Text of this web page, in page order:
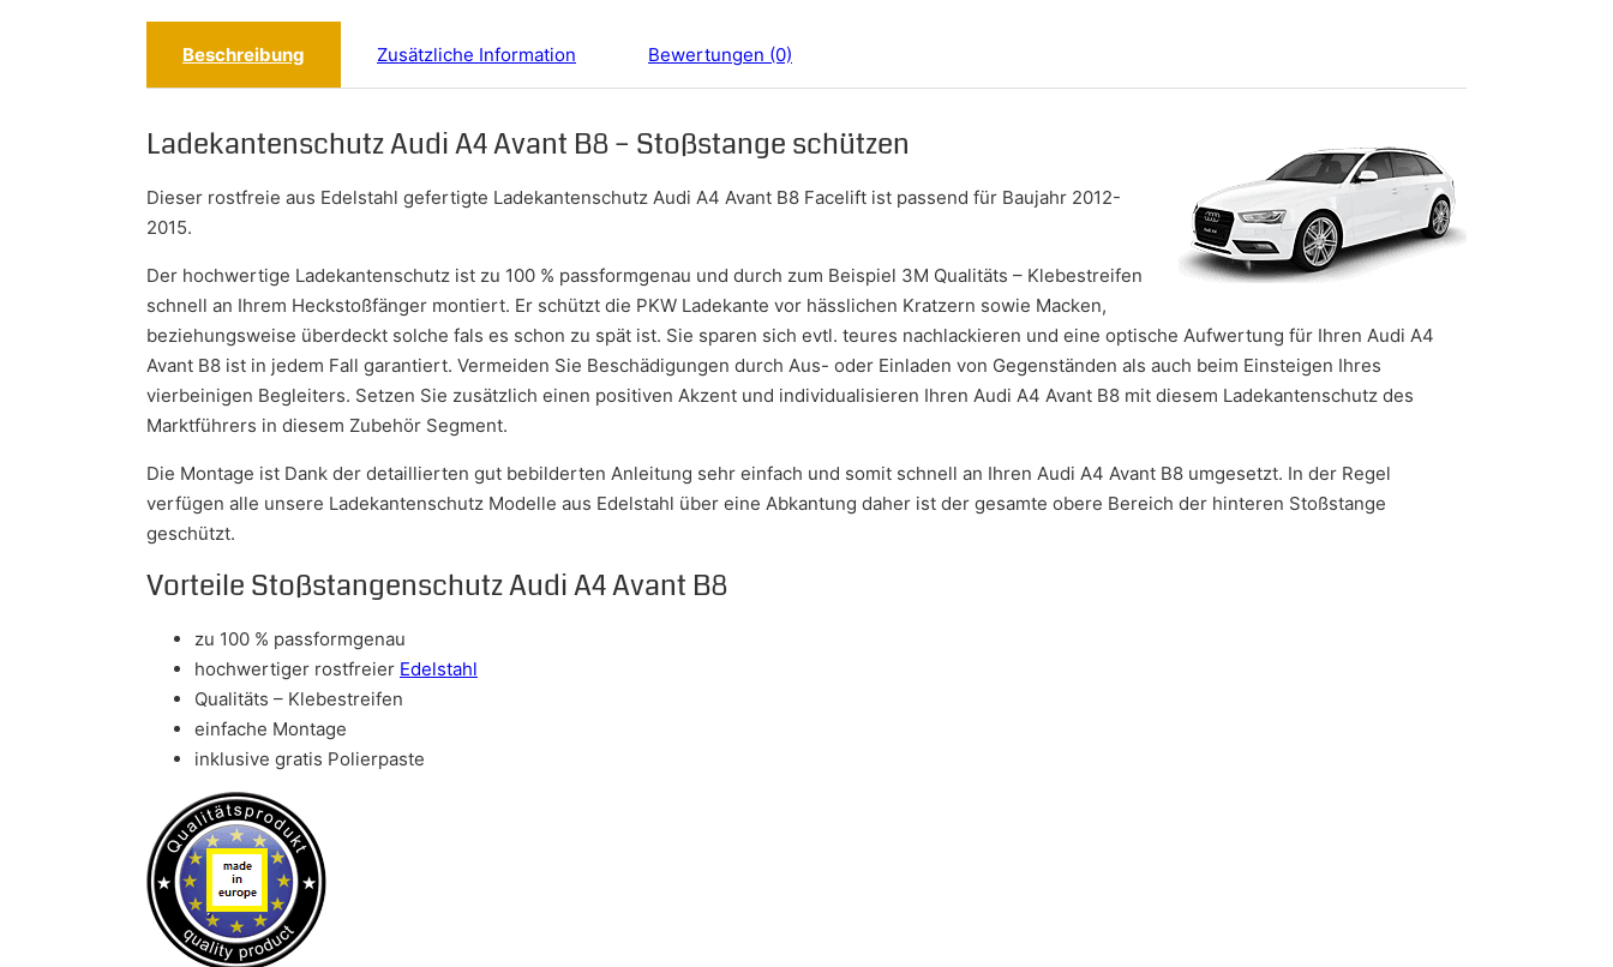
Beschreibung Zusätzliche Information Bewertungen (0)
Ladekantenschutz Audi A4 Avant B8 – Stoßstange schützen
Dieser rostfreie aus Edelstahl gefertigte Ladekantenschutz Audi A4 Avant B8 Facelift ist passend für Baujahr 2012-
2015.
Der hochwertige Ladekantenschutz ist zu 100 % passformgenau und durch zum Beispiel 3M Qualitäts – Klebestreifen
schnell an Ihrem Heckstoßfänger montiert. Er schützt die PKW Ladekante vor hässlichen Kratzern sowie Macken,
beziehungsweise überdeckt solche fals es schon zu spät ist. Sie sparen sich evtl. teures nachlackieren und eine optische Aufwertung für Ihren Audi A4
Avant B8 ist in jedem Fall garantiert. Vermeiden Sie Beschädigungen durch Aus- oder Einladen von Gegenständen als auch beim Einsteigen Ihres
vierbeinigen Begleiters. Setzen Sie zusätzlich einen positiven Akzent und individualisieren Ihren Audi A4 Avant B8 mit diesem Ladekantenschutz des
Marktführers in diesem Zubehör Segment.
Die Montage ist Dank der detaillierten gut bebilderten Anleitung sehr einfach und somit schnell an Ihren Audi A4 Avant B8 umgesetzt. In der Regel
verfügen alle unsere Ladekantenschutz Modelle aus Edelstahl über eine Abkantung daher ist der gesamte obere Bereich der hinteren Stoßstange
geschützt.
Vorteile Stoßstangenschutz Audi A4 Avant B8
zu 100 % passformgenau
hochwertiger rostfreier Edelstahl
Qualitäts – Klebestreifen
einfache Montage
inklusive gratis Polierpaste